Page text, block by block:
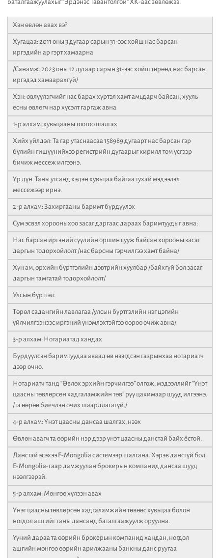
баталгаажуулахыг “Эрдэнэс Тавантолгой” ХК-аас зөвлөжээ.
Хэн өвлөн авах вэ?
Хугацаа: 2011 оны 3 дугаар сарын 31-ээс хойш нас барсан
иргэдийн ар гэрт хамаарна
/Санамж: 2023 оны 12 дугаар сарын 31-ээс хойш төрөөд нас барсан
иргэдэд хамаарахгүй/
Хэн: өвлүүлэгчийг нас барах хүртэл хамт амьдарч байсан, хууль
ёсны өвлөгч нар хүсэлт гаргаж авна
1-р алхам: хувьцааны тоогоо шалгах
Хийх үйлдэл: Та гар утаснаасаа 158989 дугаарт нас барсан гэр
бүлийн гишүүнийхээ регистрийн дугаарыг кирилл том үсгээр
бичиж мессеж илгээнэ.
Үр дүн: Таны утсанд хэдэн хувьцаа байгаа тухай мэдээлэл
мессежээр ирнэ.
2-р алхам: Захиргааны баримт бүрдүүлэх
Сум эсвэл хорооныхоо засаг даргаас дараах баримтуудыг авна:
Нас барсан иргэний сүүлийн оршин сууж байсан хорооны засаг
даргын тодорхойлолт /нас барсны гэрчилгээ хамт байна/
Хүн ам, өрхийн бүртгэлийн дэвтрийн хуулбар /байхгүй бол засаг
даргын тамгатай тодорхойлолт/
Улсын бүртгэл:
Төрөл садангийн лавлагаа /улсын бүртгэлийн нэг цэгийн
үйлчилгээнээс иргэний үнэмлэхтэйгээ өөрөө очиж авна/
3-р алхам: Нотариатад хандах
Бүрдүүлсэн баримтуудаа аваад өв нээгдсэн газрынхаа нотариатч
дээр очно.
Нотариатч танд “Өвлөх эрхийн гэрчилгээ” олгож, мэдээллийг “Үнэт
цаасны төвлөрсөн хадгаламжийн төв” рүү цахимаар шууд илгээнэ.
/та өөрөө биечлэн очих шаардлагагүй./
4-р алхам: Үнэт цаасны дансаа шалгах, нээх
Өвлөн авагч та өөрийн нэр дээр үнэт цаасны данстай байх ёстой.
Данстай эсэхээ E-Mongolia системээр шалгана. Хэрэв дансгүй бол
E-Mongolia-гаар дамжуулан брокерын компанид дансаа шууд
нээлгээрэй.
5-р алхам: Мөнгөө хүлээн авах
Үнэт цаасны төвлөрсөн хадгаламжийн төвөөс хувьцаа болон
ногдол ашгийг таны дансанд баталгаажуулж оруулна.
Үүний дараа та өөрийн брокерын компанид хандан, ногдол
ашгийн мөнгөө өөрийн арилжааны банкны данс руугаа